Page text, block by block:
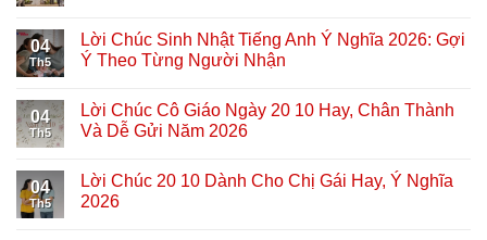
04
Th5
Lời Chúc Sinh Nhật Tiếng Anh Ý Nghĩa 2026: Gợi
Ý Theo Từng Người Nhận
04
Th5
Lời Chúc Cô Giáo Ngày 20 10 Hay, Chân Thành
Và Dễ Gửi Năm 2026
04
Th5
Lời Chúc 20 10 Dành Cho Chị Gái Hay, Ý Nghĩa
2026